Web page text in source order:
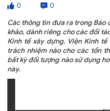
TƯ VẤN
THÔNG TIN CÔNG BỐ
TRA CỨU VĂN BẢN
0
0
Các thông tin đưa ra trong Báo
khảo, dành riêng cho các đối
Kinh tế xây dựng. Viện Kinh
trách nhiệm nào cho các tổn
bất kỳ đối tượng nào sử dụng
này.